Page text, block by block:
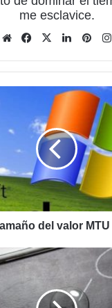
me esclavice.
Sitio
Facebook
X LinkedIn
del valor